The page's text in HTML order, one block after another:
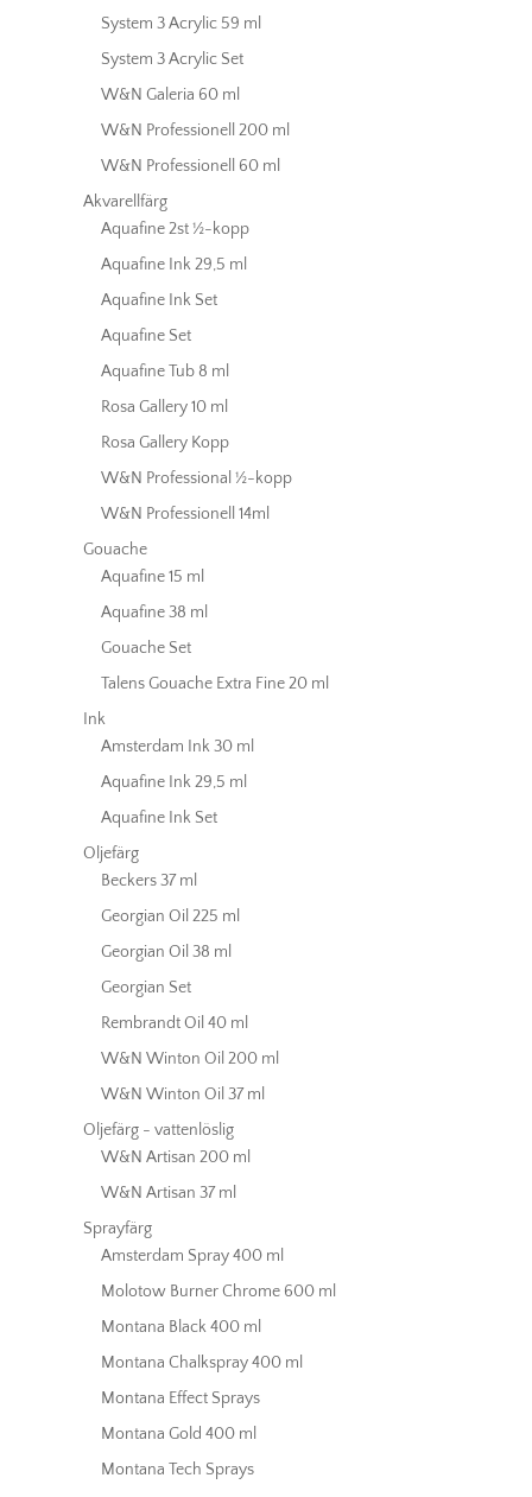
System 3 Acrylic 59 ml
System 3 Acrylic Set
W&N Galeria 60 ml
W&N Professionell 200 ml
W&N Professionell 60 ml
Akvarellfärg
Aquafine 2st ½-kopp
Aquafine Ink 29,5 ml
Aquafine Ink Set
Aquafine Set
Aquafine Tub 8 ml
Rosa Gallery 10 ml
Rosa Gallery Kopp
W&N Professional ½-kopp
W&N Professionell 14ml
Gouache
Aquafine 15 ml
Aquafine 38 ml
Gouache Set
Talens Gouache Extra Fine 20 ml
Ink
Amsterdam Ink 30 ml
Aquafine Ink 29,5 ml
Aquafine Ink Set
Oljefärg
Beckers 37 ml
Georgian Oil 225 ml
Georgian Oil 38 ml
Georgian Set
Rembrandt Oil 40 ml
W&N Winton Oil 200 ml
W&N Winton Oil 37 ml
Oljefärg - vattenlöslig
W&N Artisan 200 ml
W&N Artisan 37 ml
Sprayfärg
Amsterdam Spray 400 ml
Molotow Burner Chrome 600 ml
Montana Black 400 ml
Montana Chalkspray 400 ml
Montana Effect Sprays
Montana Gold 400 ml
Montana Tech Sprays